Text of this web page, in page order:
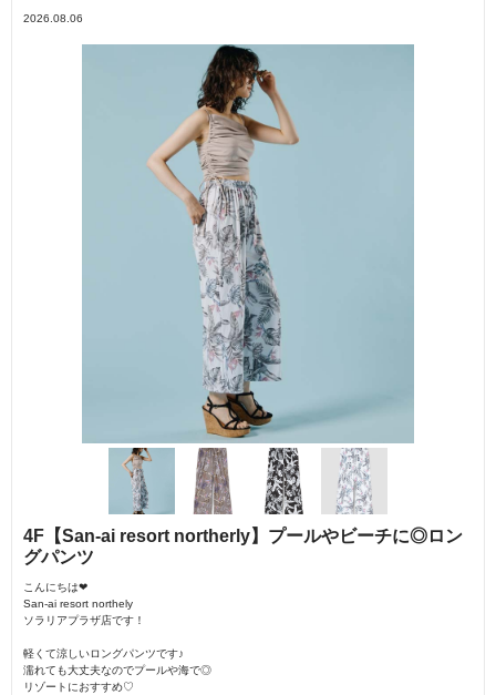
2026.08.06
4F【San-ai resort northerly】プールやビーチに◎ロン
グパンツ
こんにちは❤︎
San-ai resort northely
ソラリアプラザ店です！
軽くて涼しいロングパンツです♪
濡れても大丈夫なのでプールや海で◎
リゾートにおすすめ♡